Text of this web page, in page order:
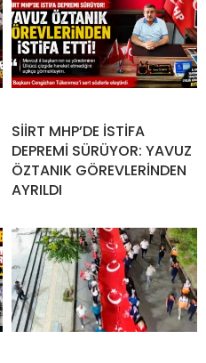
SİİRT MHP’DE İSTİFA
DEPREMİ SÜRÜYOR: YAVUZ
ÖZTANIK GÖREVLERİNDEN
AYRILDI